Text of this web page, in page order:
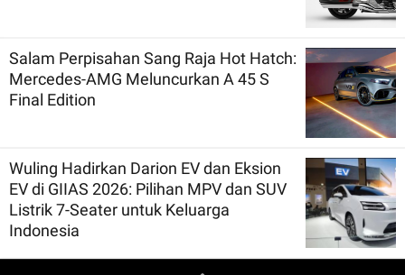
Salam Perpisahan Sang Raja Hot Hatch:
Mercedes-AMG Meluncurkan A 45 S
Final Edition
Wuling Hadirkan Darion EV dan Eksion
EV di GIIAS 2026: Pilihan MPV dan SUV
Listrik 7-Seater untuk Keluarga
Indonesia